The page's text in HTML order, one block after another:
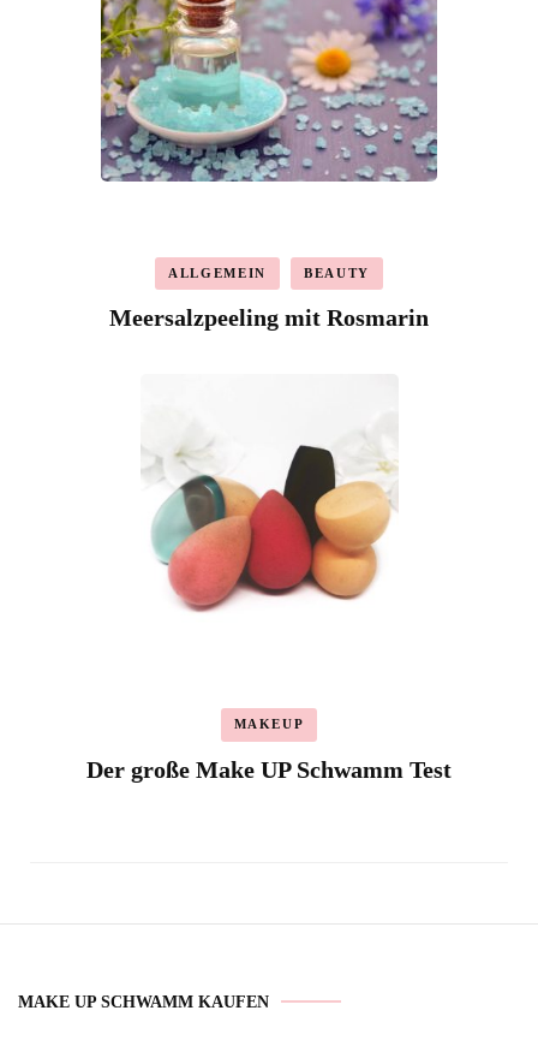
ALLGEMEIN BEAUTY
Meersalzpeeling mit Rosmarin
MAKEUP
Der große Make UP Schwamm Test
MAKE UP SCHWAMM KAUFEN